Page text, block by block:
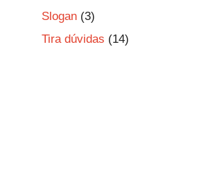
Slogan (3)
Tira dúvidas (14)